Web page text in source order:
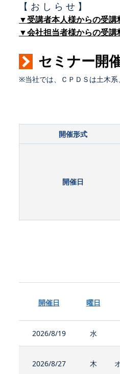
【 お し ら せ 】
▼受講者本人様からの受講
▼会社担当者様からの受講
セミナー開
※当社では、ＣＰＤＳは土木系
開催形式
開催日
開催日 曜日
2026/8/19 水
2026/8/27 木